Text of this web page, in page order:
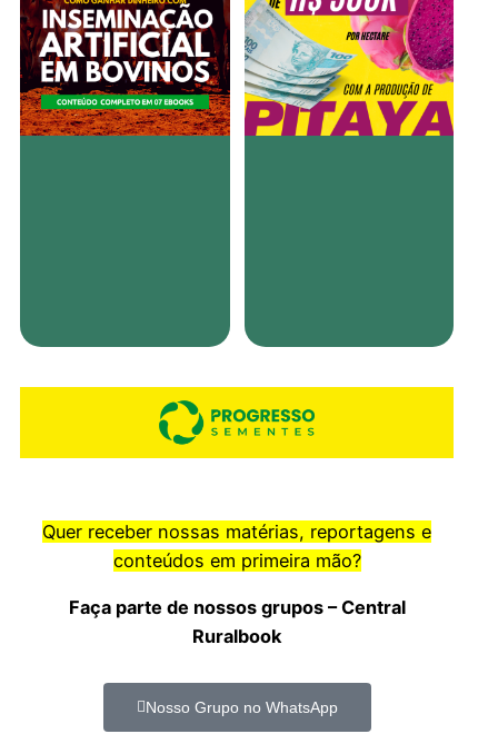
Quer receber nossas matérias, reportagens e
conteúdos em primeira mão?
Faça parte de nossos grupos – Central
Ruralbook
Nosso Grupo no WhatsApp